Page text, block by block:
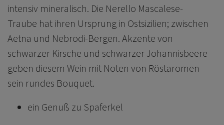
intensiv mineralisch. Die Nerello Mascalese-
Traube hat ihren Ursprung in Ostsizilien; zwischen
Aetna und Nebrodi-Bergen. Akzente von
schwarzer Kirsche und schwarzer Johannisbeere
geben diesem Wein mit Noten von Röstaromen
sein rundes Bouquet.
ein Genuß zu Spaferkel